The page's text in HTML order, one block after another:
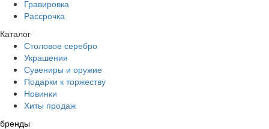
Гравировка
Рассрочка
Каталог
Столовое серебро
Украшения
Сувениры и оружие
Подарки к торжеству
Новинки
Хиты продаж
бренды